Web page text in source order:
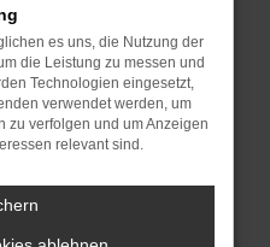
neuesten Stand
nicht nur ein
kann auch dazu
Funktionen nicht mehr
Schritte versucht
Wir werden
es uns, die Nutzung der
die Leistung zu messen und
Technologien eingesetzt,
verwendet werden, um
zu verfolgen und um Anzeigen
relevant sind.